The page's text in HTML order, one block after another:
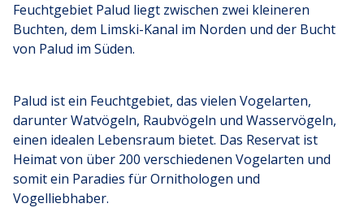
Feuchtgebiet Palud liegt zwischen zwei kleineren
Buchten, dem Limski-Kanal im Norden und der Bucht
von Palud im Süden.
Palud ist ein Feuchtgebiet, das vielen Vogelarten,
darunter Watvögeln, Raubvögeln und Wasservögeln,
einen idealen Lebensraum bietet. Das Reservat ist
Heimat von über 200 verschiedenen Vogelarten und
somit ein Paradies für Ornithologen und
Vogelliebhaber.